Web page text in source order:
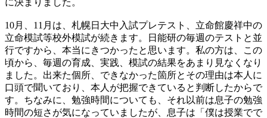
10月、11月は、札幌日大中入試プレテスト、立命館慶祥中の
立命模試等校外模試が続きます。日能研の毎週のテストと並
行ですから、本当にきつかったと思います。私の方は、この
頃から、毎週の育成、実践、模試の結果をあまり見なくなり
ました。出来た個所、できなかった箇所とその理由は本人に
口頭で聞いており、本人が把握できていると判断したからで
す。ちなみに、勉強時間についても、それ以前は息子の勉強
時間の短さが気になっていましたが、息子は「僕は授業でで